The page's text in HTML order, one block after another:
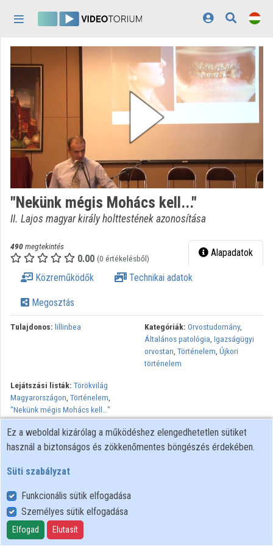
Bejelentkezés
Felfedezés
Kategóriák
Lejátszási listák
Intézmények
Közreműködők
"Nekünk mégis Mohács kell..."
II. Lajos magyar király holttestének azonosítása
490megtekintés
0.00 (0 értékelésből) Alapadatok
Közreműködők Technikai adatok
Megosztás
Tulajdonos: lillinbea Kategóriák: Orvostudomány,
Általános patológia, Igazságügyi
orvostan, Történelem, Újkori
történelem
Lejátszási listák: Törökvilág
Magyarországon, Történelem,
"Nekünk mégis Mohács kell..."
"Nekünk mégis Mohács kell" című szimpózium második előadása.
A mohácsi csata 400. évfordulóján kiadott Mohácsi Emlékkönyv
Gyalókay Jenő akadémikus és első világháborús tűzérezredes
precíz könyvfejezete a mohácsi csatáról és helyzetértékelő
jelentése II. Lajos király holttestének megtalálásának
körülményeiről és azzal kapcsolatban felmerült kétségekről,
ellentmondásokról(1). A király holttestét ugyanis nem főurak,
Ez a weboldal kizárólag a működéshez elengedhetetlen sütiket
használ a biztonságos és zökkenőmentes böngészés érdekében.
Süti szabályzat
Funkcionális sütik elfogadása
Személyes sütik elfogadása
Elfogad Elutasít